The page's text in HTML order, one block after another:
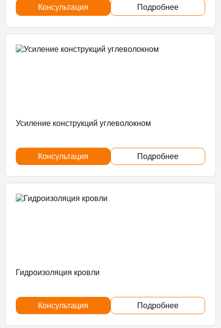
Консультация Подробнее
Усиление конструкций углеволокном
Консультация Подробнее
Гидроизоляция кровли
Консультация Подробнее